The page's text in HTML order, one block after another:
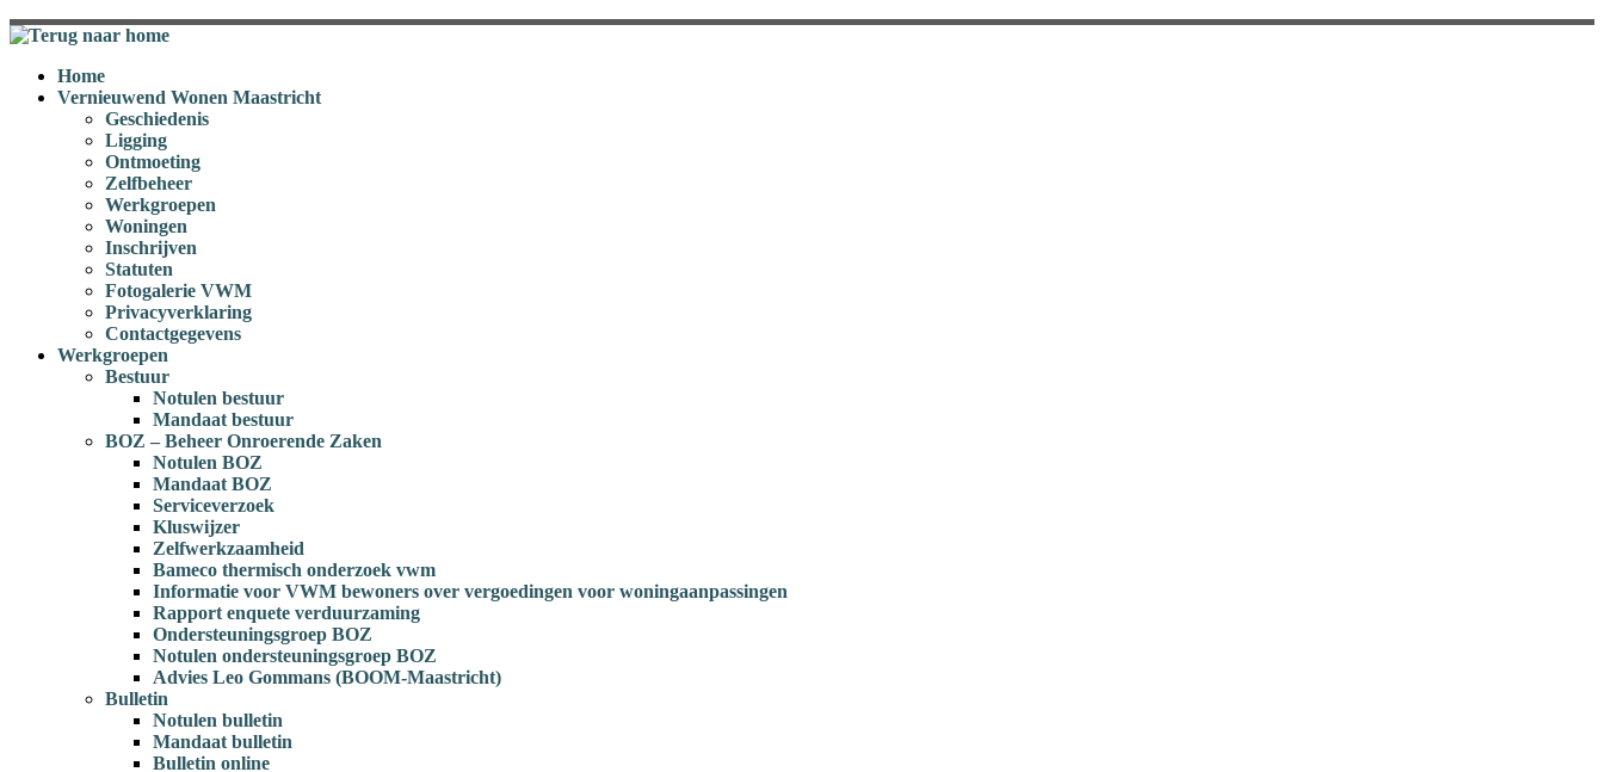
Home
Vernieuwend Wonen Maastricht
Geschiedenis
Ligging
Ontmoeting
Zelfbeheer
Werkgroepen
Woningen
Inschrijven
Statuten
Fotogalerie VWM
Privacyverklaring
Contactgegevens
Werkgroepen
Bestuur
Notulen bestuur
Mandaat bestuur
BOZ – Beheer Onroerende Zaken
Notulen BOZ
Mandaat BOZ
Serviceverzoek
Kluswijzer
Zelfwerkzaamheid
Bameco thermisch onderzoek vwm
Informatie voor VWM bewoners over vergoedingen voor woningaanpassingen
Rapport enquete verduurzaming
Ondersteuningsgroep BOZ
Notulen ondersteuningsgroep BOZ
Advies Leo Gommans (BOOM-Maastricht)
Bulletin
Notulen bulletin
Mandaat bulletin
Bulletin online